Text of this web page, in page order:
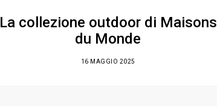
La collezione outdoor di Maisons
du Monde
16 MAGGIO 2025